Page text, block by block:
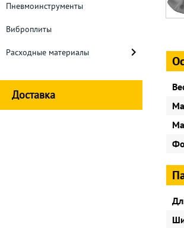
Пневмоинструменты
Виброплиты
Расходные материалы
Доставка